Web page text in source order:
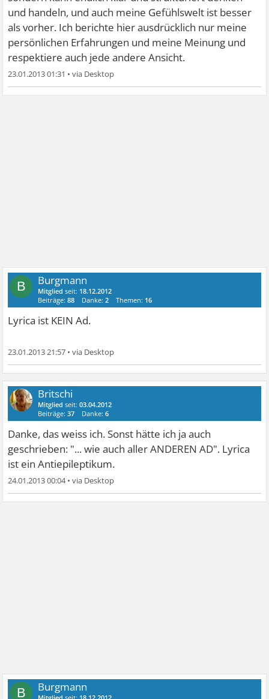
und handeln, und auch meine Gefühlswelt ist besser
als vorher. Ich berichte hier ausdrücklich nur meine
persönlichen Erfahrungen und meine Meinung und
respektiere auch jede andere Ansicht.
23.01.2013 01:31 •
B Burgmann
Mitglied seit: 18.12.2012
Beiträge:88 Danke:2 Themen: 16
Lyrica ist KEIN Ad.
23.01.2013 21:57 •
Britschi
Mitglied seit:03.04.2012
Beiträge:37 Danke:6
Danke, das weiss ich. Sonst hätte ich ja auch
geschrieben: "... wie auch aller ANDEREN AD". Lyrica
ist ein Antiepileptikum.
24.01.2013 00:04•
B Burgmann